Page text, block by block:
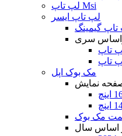
لپ تاپ Msi
لپ تاپ ایسر
سری
مک بوک اپل
نمایش
مک بوک
اساس سال